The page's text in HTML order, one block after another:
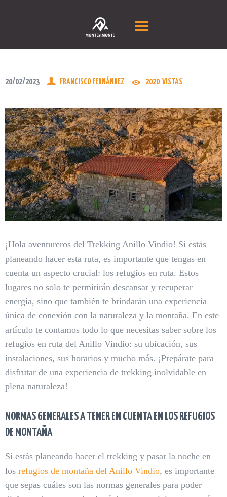
RUTAS GUIADAS
CURSOS DE MONTAÑA
FAQS
BLOG
CONTACTAR
MANIFIESTO
20/02/2023 FRANCISCO FERNÁNDEZ 2020 VISTAS
¡Hola aventureros del Trekking Anillo Vindio! Si estás
planeando hacer esta ruta, es importante que tengas en
cuenta un aspecto crucial: los refugios en ruta. Estos
lugares no solo te permitirán descansar y recuperar
energía, sino que también te brindarán una experiencia
única de conexión con la naturaleza y la montaña. En este
artículo te contamos todo lo que necesitas saber sobre los
refugios en ruta del Anillo Vindio: su ubicación, sus
instalaciones, sus horarios y mucho más. ¡Prepárate para
disfrutar de una experiencia de trekking inolvidable en
plena naturaleza!
NORMAS GENERALES A TENER EN CUENTA EN LOS REFUGIOS
DE MONTAÑA
Si estás planeando hacer el trekking y pasar la noche en
los refugios de montaña del Anillo Vindio, es importante
que sepas cuáles son las normas generales para poder